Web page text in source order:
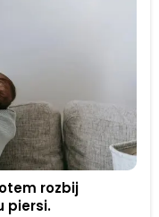
rozbij
piersi.